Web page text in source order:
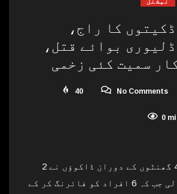
کا راج،
بوائے قتل،
سمیت کئی زخمی
No Comments
40
0
سپرہائی وے پر 48 گھنٹوں کے دوران ڈاکوؤں نے 2
افراد کی جان لے لی جب کہ 6 افراد کو فائرنگ کر کے